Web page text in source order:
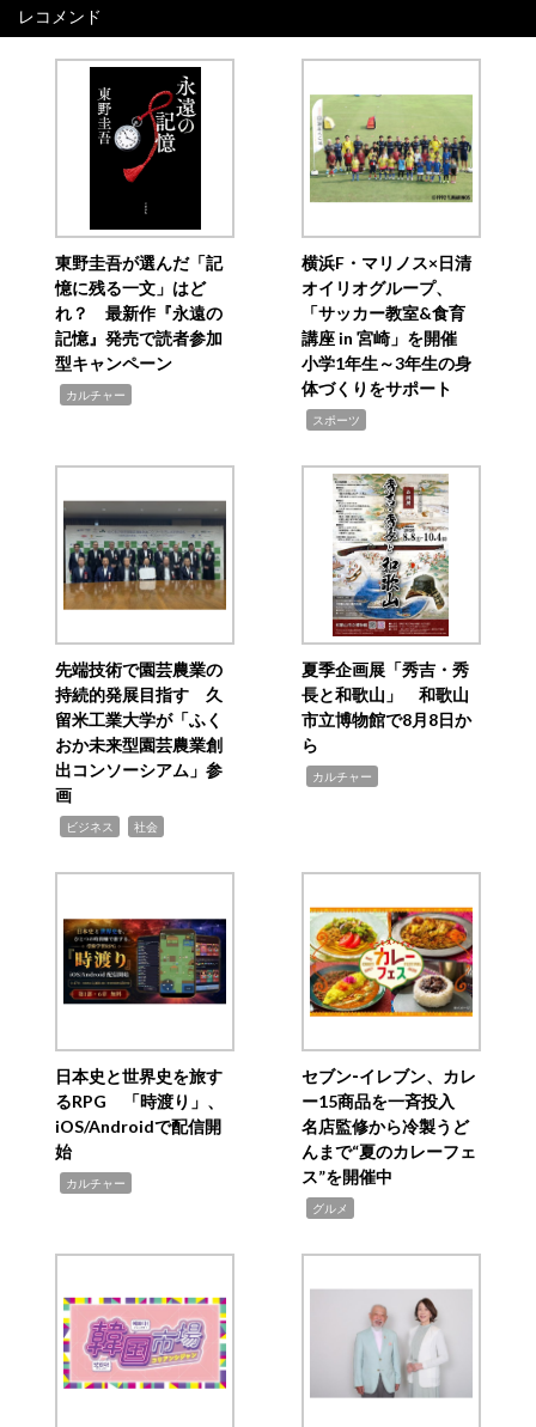
レコメンド
東野圭吾が選んだ「記
憶に残る一文」はど
れ？ 最新作『永遠の
記憶』発売で読者参加
型キャンペーン
カルチャー
横浜F・マリノス×日清
オイリオグループ、
「サッカー教室&食育
講座 in 宮崎」を開催
小学1年生～3年生の身
体づくりをサポート
スポーツ
先端技術で園芸農業の
持続的発展目指す 久
留米工業大学が「ふく
おか未来型園芸農業創
出コンソーシアム」参
画
ビジネス 社会
夏季企画展「秀吉・秀
長と和歌山」 和歌山
市立博物館で8月8日か
ら
カルチャー
日本史と世界史を旅す
るRPG 「時渡り」、
iOS/Androidで配信開
始
カルチャー
セブン‐イレブン、カレ
ー15商品を一斉投入
名店監修から冷製うど
んまで“夏のカレーフェ
ス”を開催中
グルメ